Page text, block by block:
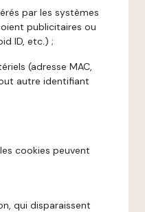
par les systèmes
publicitaires ou
ID, etc.) ;
(adresse MAC,
autre identifiant
cookies peuvent
qui disparaissent